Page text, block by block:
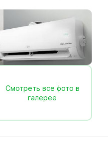
Смотреть все фото в
галерее